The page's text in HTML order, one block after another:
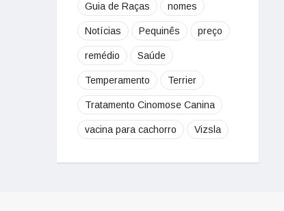
Guia de Raças nomes
Notícias Pequinês preço
remédio Saúde
Temperamento Terrier
Tratamento Cinomose Canina
vacina para cachorro Vizsla